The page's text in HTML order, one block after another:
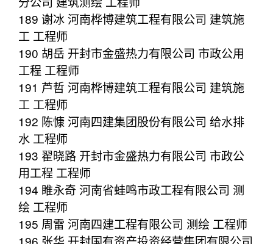
189 谢冰 河南桦博建筑工程有限公司 建筑施
工 工程师
190 胡岳 开封市金盛热力有限公司 市政公用
工程 工程师
191 芦哲 河南桦博建筑工程有限公司 建筑施
工 工程师
192 陈慷 河南四建集团股份有限公司 给水排
水 工程师
193 翟晓路 开封市金盛热力有限公司 市政公
用工程 工程师
194 睢永奇 河南省蛙鸣市政工程有限公司 测
绘 工程师
195 周雷 河南四建工程有限公司 测绘 工程师
196 张华 开封国有资产投资经营集团有限公司